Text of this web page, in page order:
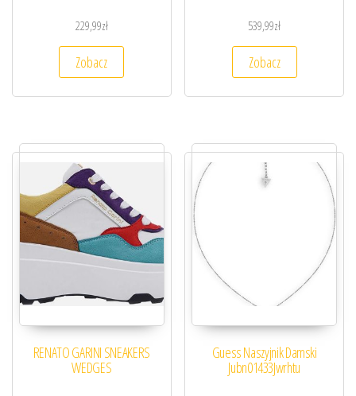
229,99zł
Zobacz
539,99zł
Zobacz
RENATO GARINI SNEAKERS
WEDGES
Guess Naszyjnik Damski
Jubn01433Jwrhtu